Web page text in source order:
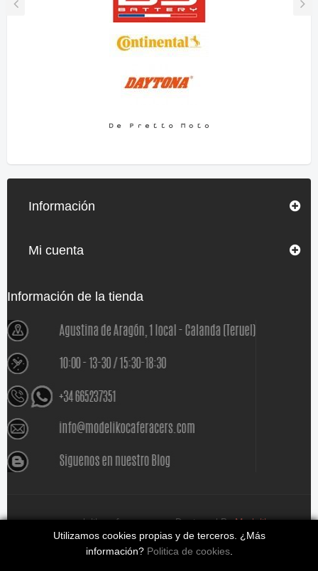
Información
Mi cuenta
Información de la tienda
Utilizamos cookies propias y de terceros. ¿Más
información? Politica de cookies.
www.modelikocaferacers.com Designed By Modeliko